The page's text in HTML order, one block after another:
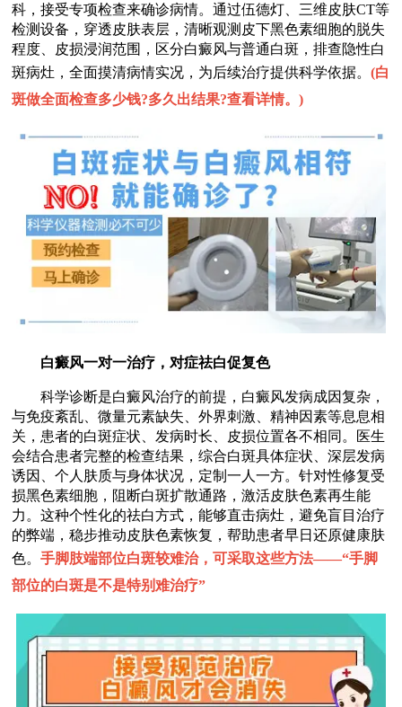
科，接受专项检查来确诊病情。通过伍德灯、三维皮肤CT等
检测设备，穿透皮肤表层，清晰观测皮下黑色素细胞的脱失
程度、皮损浸润范围，区分白癜风与普通白斑，排查隐性白
斑病灶，全面摸清病情实况，为后续治疗提供科学依据。(白
斑做全面检查多少钱?多久出结果?查看详情。)
白癜风一对一治疗，对症祛白促复色
科学诊断是白癜风治疗的前提，白癜风发病成因复杂，
与免疫紊乱、微量元素缺失、外界刺激、精神因素等息息相
关，患者的白斑症状、发病时长、皮损位置各不相同。医生
会结合患者完整的检查结果，综合白斑具体症状、深层发病
诱因、个人肤质与身体状况，定制一人一方。针对性修复受
损黑色素细胞，阻断白斑扩散通路，激活皮肤色素再生能
力。这种个性化的祛白方式，能够直击病灶，避免盲目治疗
的弊端，稳步推动皮肤色素恢复，帮助患者早日还原健康肤
色。手脚肢端部位白斑较难治，可采取这些方法——“手脚
部位的白斑是不是特别难治疗”